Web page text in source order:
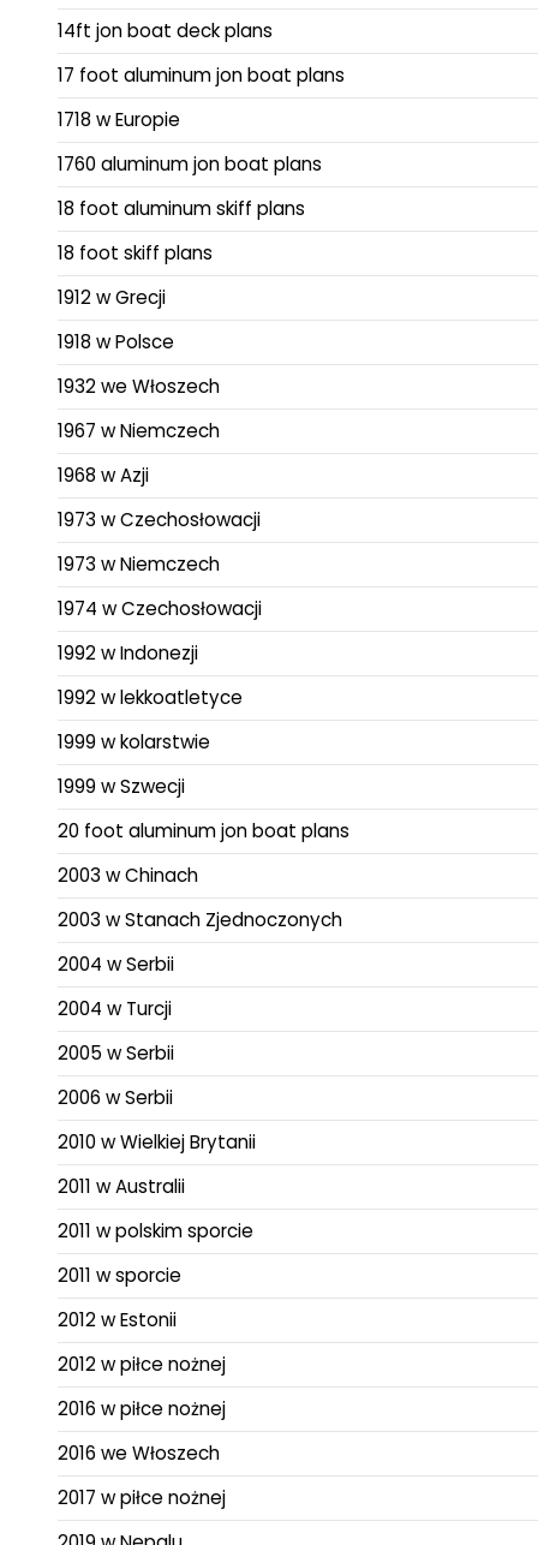
14ft jon boat deck plans
17 foot aluminum jon boat plans
1718 w Europie
1760 aluminum jon boat plans
18 foot aluminum skiff plans
18 foot skiff plans
1912 w Grecji
1918 w Polsce
1932 we Włoszech
1967 w Niemczech
1968 w Azji
1973 w Czechosłowacji
1973 w Niemczech
1974 w Czechosłowacji
1992 w Indonezji
1992 w lekkoatletyce
1999 w kolarstwie
1999 w Szwecji
20 foot aluminum jon boat plans
2003 w Chinach
2003 w Stanach Zjednoczonych
2004 w Serbii
2004 w Turcji
2005 w Serbii
2006 w Serbii
2010 w Wielkiej Brytanii
2011 w Australii
2011 w polskim sporcie
2011 w sporcie
2012 w Estonii
2012 w piłce nożnej
2016 w piłce nożnej
2016 we Włoszech
2017 w piłce nożnej